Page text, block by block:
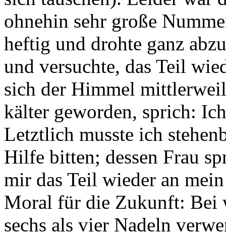
ohnehin sehr große
heftig und drohte ganz
und versuchte, das Teil
sich der Himmel
kälter geworden, sprich:
Letztlich musste ich
Hilfe bitten; dessen Frau
mir das Teil wieder an
Moral für die Zukunft: Bei
sechs als vier Nadeln